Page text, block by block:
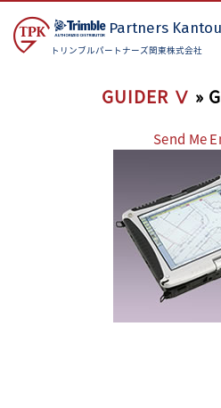
Partners Kantou
トリンブルパートナーズ関東株式会社
GUIDER Ⅴ »
Send Me